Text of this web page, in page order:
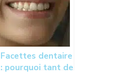
traitements pour
y remédier
efficacement
Facettes dentaire
: pourquoi tant de